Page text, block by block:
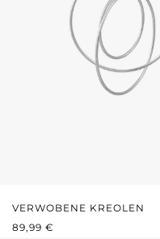
VERWOBENE KREOLEN
REGULÄRER PREIS:
89,99 €